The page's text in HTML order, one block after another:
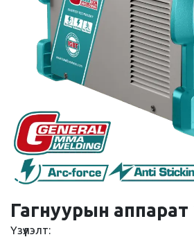
Гагнуурын
Үзүүлэлт: